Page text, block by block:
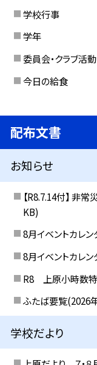
学校行事
学年
委員会・クラブ活動
今日の給食
配布文書
お知らせ
【R8.7.14付】 非
KB)
8月イベントカレ
8月イベントカレ
R8 上原小時数
ふたば要覧(2026
学校だより